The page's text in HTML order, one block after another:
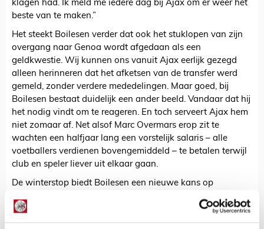
klagen had. Ik meld me iedere dag bij Ajax om er weer het
beste van te maken.”
Het steekt Boilesen verder dat ook het stuklopen van zijn
overgang naar Genoa wordt afgedaan als een
geldkwestie. Wij kunnen ons vanuit Ajax eerlijk gezegd
alleen herinneren dat het afketsen van de transfer werd
gemeld, zonder verdere mededelingen. Maar goed, bij
Boilesen bestaat duidelijk een ander beeld. Vandaar dat hij
het nodig vindt om te reageren. En toch serveert Ajax hem
niet zomaar af. Net alsof Marc Overmars erop zit te
wachten een halfjaar lang een vorstelijk salaris – alle
voetballers verdienen bovengemiddeld – te betalen terwijl
club en speler liever uit elkaar gaan.
De winterstop biedt Boilesen een nieuwe kans op
ontsnapping. Hij wordt de laatste dagen steeds gelinkt aan
Wolverhampton Wanderers. De Wolves zijn slechts
middenmoter in de Championship, het tweede niveau van